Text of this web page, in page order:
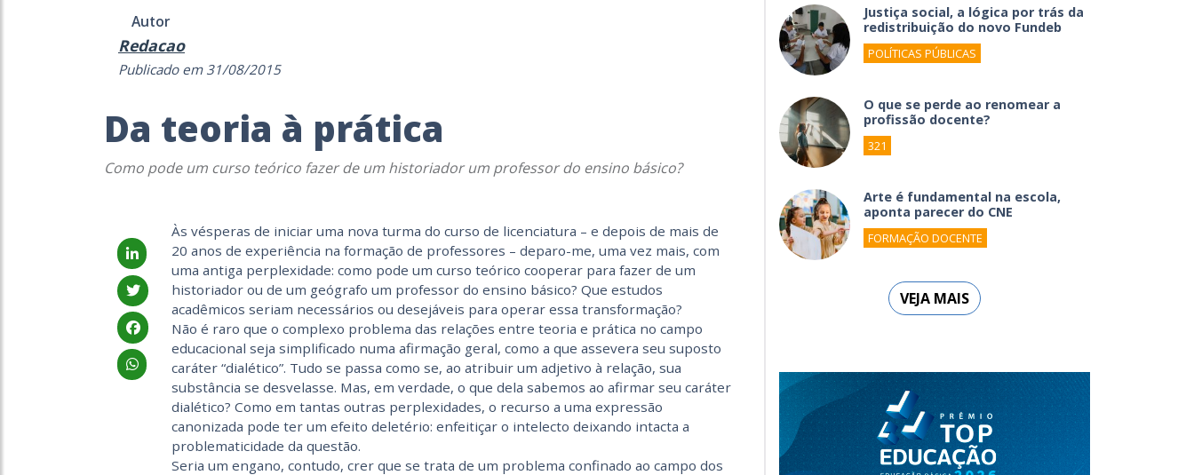
Autor
Redacao
Publicado em 31/08/2015
Da teoria à prática
Como pode um curso teórico fazer de um historiador um professor do ensino básico?
Às vésperas de iniciar uma nova turma do curso de licenciatura – e depois de mais de
20 anos de experiência na formação de professores – deparo-me, uma vez mais, com
uma antiga perplexidade: como pode um curso teórico coo­perar para fazer de um
historiador ou de um geógrafo um professor do ensino básico? Que estudos
acadêmicos seriam necessários ou desejáveis para operar essa transformação?
Não é raro que o complexo problema das relações entre teoria e prática no campo
educacional seja simplificado numa afirmação geral, como a que assevera seu suposto
caráter “dialético”. Tudo se passa como se, ao atribuir um adjetivo à relação, sua
substância se desvelasse. Mas, em verdade, o que dela sabemos ao afirmar seu caráter
dialético? Como em tantas outras perplexidades, o recurso a uma expressão
canonizada pode ter um efeito deletério: enfeitiçar o intelecto deixando intacta a
problematicidade da questão.
Seria um engano, contudo, crer que se trata de um problema confinado ao campo dos
Justiça social, a lógica por trás da
redistribuição do novo Fundeb
POLÍTICAS PÚBLICAS
O que se perde ao renomear a
profissão docente?
321
Arte é fundamental na escola,
aponta parecer do CNE
FORMAÇÃO DOCENTE
VEJA MAIS